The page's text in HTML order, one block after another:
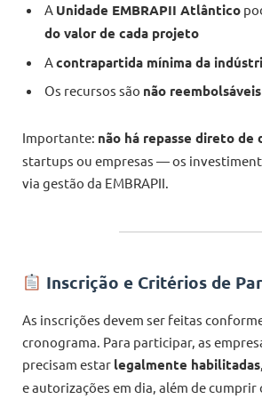
A Unidade EMBRAPII Atlântico
do valor de cada projeto
A contrapartida mínima da
Os recursos são não reembolsáveis
Importante: não há repasse direto de
startups ou empresas — os
via gestão da EMBRAPII.
Inscrição e Critérios de
As inscrições devem ser feitas
cronograma. Para participar, as
precisam estar legalmente habilitadas
e autorizações em dia, além de